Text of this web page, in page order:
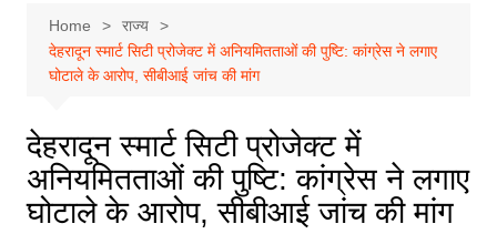
Home
राज्य
देहरादून स्मार्ट सिटी प्रोजेक्ट में अनियमितताओं की पुष्टि: कांग्रेस ने लगाए
घोटाले के आरोप, सीबीआई जांच की मांग
देहरादून स्मार्ट सिटी प्रोजेक्ट में
अनियमितताओं की पुष्टि: कांग्रेस ने लगाए
घोटाले के आरोप, सीबीआई जांच की मांग